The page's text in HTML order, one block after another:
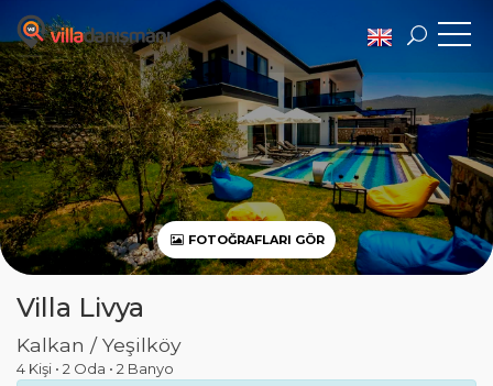
FOTOĞRAFLARI GÖR
Villa Livya
Kalkan / Yeşilköy
4 Kişi • 2 Oda • 2 Banyo